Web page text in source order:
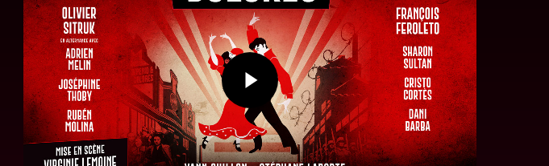
Play Video